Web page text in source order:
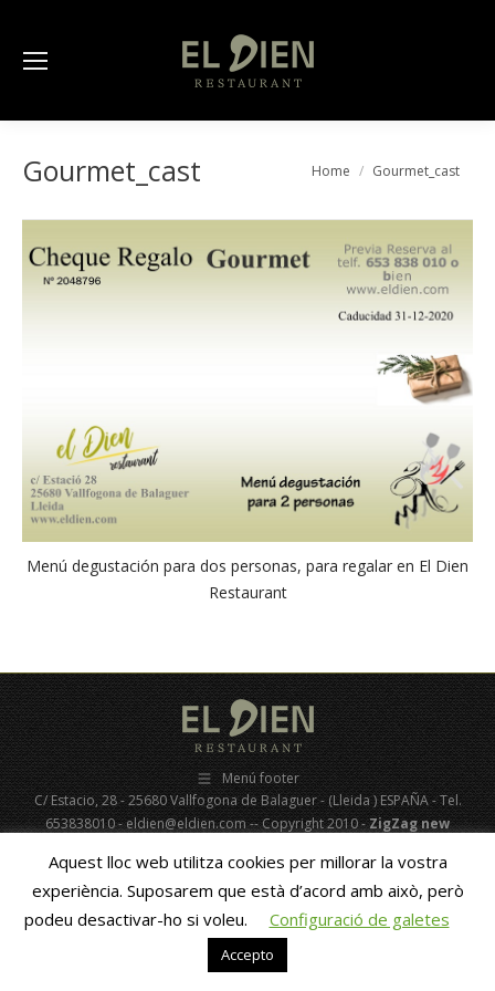
Gourmet_cast You are here:
Home Gourmet_cast
Menú degustación para dos personas, para regalar en El Dien
Restaurant
Menú footer
C/ Estacio, 28 - 25680 Vallfogona de Balaguer - (Lleida ) ESPAÑA - Tel.
653838010 - eldien@eldien.com -- Copyright 2010 -ZigZag new
Aquest lloc web utilitza cookies per millorar la vostra
experiència. Suposarem que està d’acord amb això, però
podeu desactivar-ho si voleu.
Configuració de galetes
Accepto
Català Español(Spanish)